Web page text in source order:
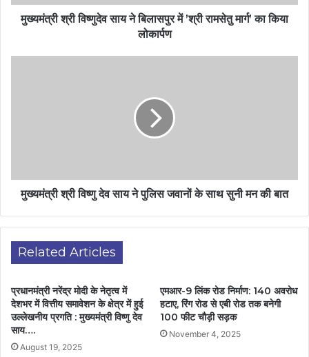
मुख्यमंत्री श्री विष्णुदेव साय ने बिलासपुर में ’श्री रामसेतु मार्ग’ का किया
लोकार्पण
मुख्यमंत्री श्री विष्णु देव साय ने पुलिस जवानों के साथ सुनी मन की बात
Related Articles
प्रधानमंत्री नरेंद्र मोदी के नेतृत्व में
देशभर में वित्तीय समावेशन के क्षेत्र में हुई
उल्लेखनीय प्रगति : मुख्यमंत्री विष्णु देव
साय….
August 19, 2025
एमआर-9 लिंक रोड निर्माण: 140 अवरोध
हटाए, रिंग रोड से एबी रोड तक बनेगी
100 फीट चौड़ी सड़क
November 4, 2025